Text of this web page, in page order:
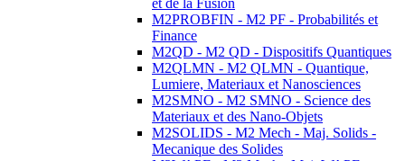
et de la Fusion
M2PROBFIN - M2 PF - Probabilités et
Finance
M2QD - M2 QD - Dispositifs Quantiques
M2QLMN - M2 QLMN - Quantique,
Lumiere, Materiaux et Nanosciences
M2SMNO - M2 SMNO - Science des
Materiaux et des Nano-Objets
M2SOLIDS - M2 Mech - Maj. Solids -
Mecanique des Solides